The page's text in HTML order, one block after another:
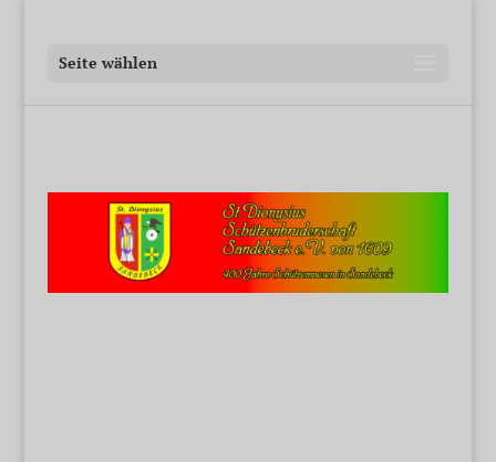
Seite wählen